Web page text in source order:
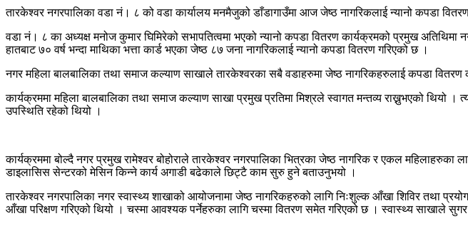
तारकेश्वर नगरपालिका वडा नं। ८ को वडा कार्यालय मनमैजुको डाँडागाउँमा आज जेष्ठ नागरिकलाई न्यानो कपडा
वडा नं। ८ का अध्यक्ष मनोज कुमार घिमिरेको सभापतित्वमा भएको न्यानो कपडा वितरण कार्यक्रमको प्रमुख
हातबाट ७० वर्ष भन्दा माथिका भत्ता कार्ड भएका जेष्ठ ८७ जना नागरिकलाई न्यानो कपडा वितरण गरिएको छ ।
नगर महिला बालबालिका तथा समाज कल्याण साखाले तारकेश्वरका सबै वडाहरुमा जेष्ठ नागरिकहरुलाई कपडा वितरण
कार्यक्रममा महिला बालबालिका तथा समाज कल्याण साखा प्रमुख प्रतिमा मिश्रले स्वागत मन्तव्य राख्नुभएको थियो
उपस्थिति रहेको थियो ।
कार्यक्रममा बोल्दै नगर प्रमुख रामेश्वर बोहोराले तारकेश्वर नगरपालिका भित्रका जेष्ठ नागरिक र एकल महिलाहरुका
डाइलासिस सेन्टरको मेसिन किन्ने कार्य अगाडी बढेकाले छिट्टै काम सुरु हुने बताउनुभयो ।
तारकेश्वर नगरपालिका नगर स्वास्थ्य शाखाको आयोजनामा जेष्ठ नागरिकहरुको लागि निःशुल्क आँखा शिविर तथा
आँखा परिक्षण गरिएको थियो । चस्मा आवश्यक पर्नेहरुका लागि चस्मा वितरण समेत गरिएको छ । स्वास्थ्य साखाले